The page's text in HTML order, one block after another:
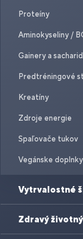
Proteíny
Aminokyseliny /
Gainery a
Predtréningové
Kreatíny
Zdroje energie
Spaľovače tukov
Vegánske doplnky
Vytrvalostné
Zdravý